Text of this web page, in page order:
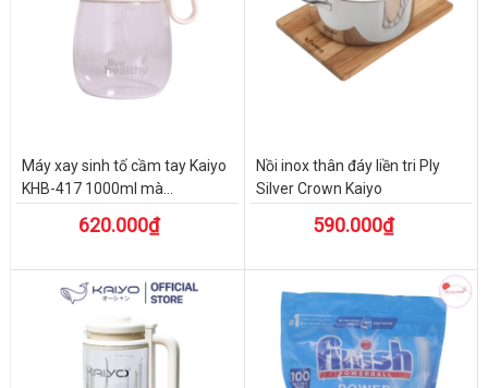
Máy xay sinh tố cầm tay Kaiyo
KHB-417 1000ml mà...
620.000₫
Nồi inox thân đáy liền tri Ply
Silver Crown Kaiyo
590.000₫